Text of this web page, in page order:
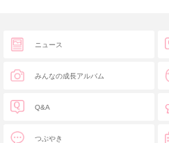
ニュース
みんなの成長アルバム
Q&A
つぶやき